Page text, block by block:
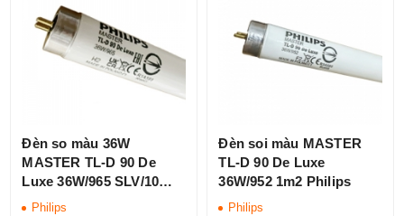
Đèn so màu 36W
MASTER TL-D 90 De
Luxe 36W/965 SLV/10
1m2 Philips
Philips
Đèn soi màu MASTER
TL-D 90 De Luxe
36W/952 1m2 Philips
Philips